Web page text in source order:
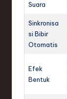
Suara
Sinkronisa
si Bibir
Otomatis
Efek
Bentuk